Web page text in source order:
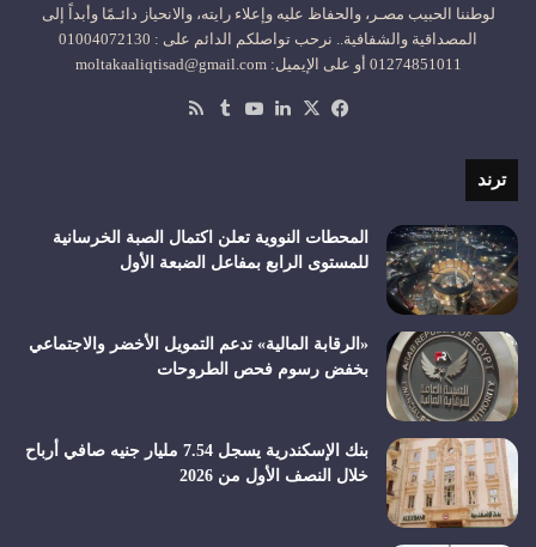
لوطننا الحبيب مصـر، والحفاظ عليه وإعلاء رايته، والانحياز دائـمًا وأبداً إلى
المصداقية والشفافية.. نرحب تواصلكم الدائم على : 01004072130
01274851011 أو على الإيميل: moltakaaliqtisad@gmail.com
فيسبوك
‫X لينكدإن‫YouTube
ترند
المحطات النووية تعلن اكتمال الصبة الخرسانية
للمستوى الرابع بمفاعل الضبعة الأول
«الرقابة المالية» تدعم التمويل الأخضر والاجتماعي
بخفض رسوم فحص الطروحات
بنك الإسكندرية يسجل 7.54 مليار جنيه صافي أرباح
خلال النصف الأول من 2026